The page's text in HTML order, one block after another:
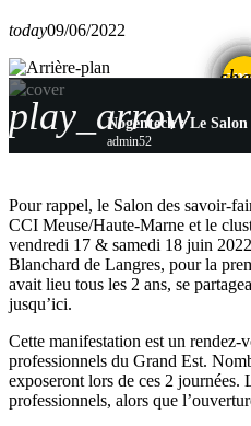
today09/06/2022
play_arrow
admin52
Pour rappel, le Salon des savoir-
CCI Meuse/Haute-Marne et le
vendredi 17 & samedi 18 juin
Blanchard de Langres, pour la
avait lieu tous les 2 ans, se
jusqu’ici.
Cette manifestation est un rendez-
professionnels du Grand Est.
exposeront lors de ces 2 journées.
professionnels, alors que